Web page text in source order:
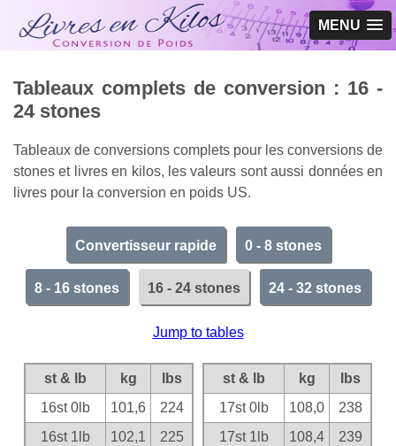
MENU
Tableaux complets de conversion : 16 -
24 stones
Tableaux de conversions complets pour les conversions de
stones et livres en kilos, les valeurs sont aussi données en
livres pour la conversion en poids US.
Convertisseur rapide 0 - 8 stones
8 - 16 stones 16 - 24 stones 24 - 32 stones
Jump to tables
st & lb kg
lbs
16st 0lb
101,6
224
16st 1lb
102,1
225
st & lb kg
lbs
17st 0lb
108,0
238
17st 1lb
108,4
239